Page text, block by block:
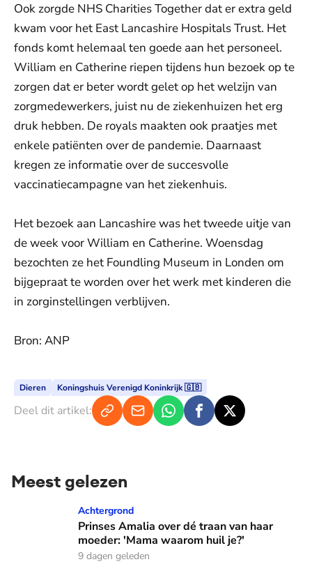
Ook zorgde NHS Charities Together dat er extra geld
kwam voor het East Lancashire Hospitals Trust. Het
fonds komt helemaal ten goede aan het personeel.
William en Catherine riepen tijdens hun bezoek op te
zorgen dat er beter wordt gelet op het welzijn van
zorgmedewerkers, juist nu de ziekenhuizen het erg
druk hebben. De royals maakten ook praatjes met
enkele patiënten over de pandemie. Daarnaast
kregen ze informatie over de succesvolle
vaccinatiecampagne van het ziekenhuis.
Het bezoek aan Lancashire was het tweede uitje van
de week voor William en Catherine. Woensdag
bezochten ze het Foundling Museum in Londen om
bijgepraat te worden over het werk met kinderen die
in zorginstellingen verblijven.
Bron: ANP
Dieren Koningshuis Verenigd Koninkrijk 🇬🇧
Deel dit artikel:
Meest gelezen
Prinses Amalia over dé traan van haar moeder: 'Mama
Achtergrond
Prinses Amalia over dé traan van haar
moeder: 'Mama waarom huil je?'
9 dagen geleden